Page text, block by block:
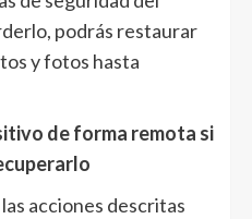
podrás restaurar
y fotos hasta
de forma remota si
acciones descritas